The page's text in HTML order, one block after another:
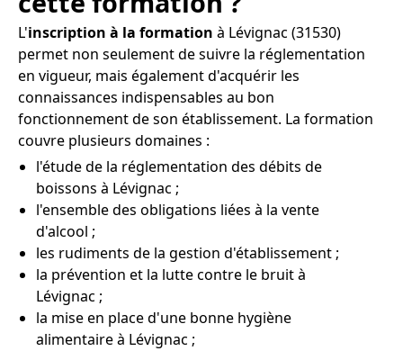
L'inscription à la formation à Lévignac (31530)
permet non seulement de suivre la réglementation
en vigueur, mais également d'acquérir les
connaissances indispensables au bon
fonctionnement de son établissement. La formation
couvre plusieurs domaines :
l'étude de la réglementation des débits de
boissons à Lévignac ;
l'ensemble des obligations liées à la vente
d'alcool ;
les rudiments de la gestion d'établissement ;
la prévention et la lutte contre le bruit à
Lévignac ;
la mise en place d'une bonne hygiène
alimentaire à Lévignac ;